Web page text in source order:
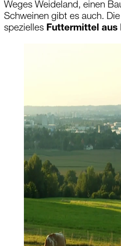
Weges Weideland, einen
Schweinen gibt es auch.
spezielles Futtermittel aus